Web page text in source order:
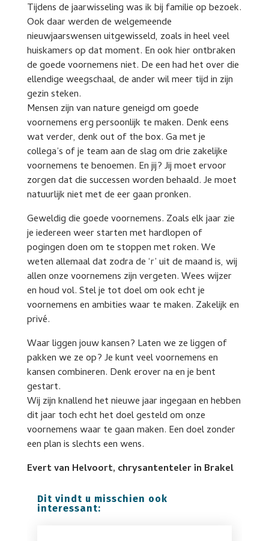
Tijdens de jaarwisseling was ik bij familie op bezoek.
Ook daar werden de welgemeende
nieuwjaarswensen uitgewisseld, zoals in heel veel
huiskamers op dat moment. En ook hier ontbraken
de goede voornemens niet. De een had het over die
ellendige weegschaal, de ander wil meer tijd in zijn
gezin steken.
Mensen zijn van nature geneigd om goede
voornemens erg persoonlijk te maken. Denk eens
wat verder, denk out of the box. Ga met je
collega’s of je team aan de slag om drie zakelijke
voornemens te benoemen. En jij? Jij moet ervoor
zorgen dat die successen worden behaald. Je moet
natuurlijk niet met de eer gaan pronken.
Geweldig die goede voornemens. Zoals elk jaar zie
je iedereen weer starten met hardlopen of
pogingen doen om te stoppen met roken. We
weten allemaal dat zodra de ‘r’ uit de maand is, wij
allen onze voornemens zijn vergeten. Wees wijzer
en houd vol. Stel je tot doel om ook echt je
voornemens en ambities waar te maken. Zakelijk en
privé.
Waar liggen jouw kansen? Laten we ze liggen of
pakken we ze op? Je kunt veel voornemens en
kansen combineren. Denk erover na en je bent
gestart.
Wij zijn knallend het nieuwe jaar ingegaan en hebben
dit jaar toch echt het doel gesteld om onze
voornemens waar te gaan maken. Een doel zonder
een plan is slechts een wens.
Evert van Helvoort, chrysantenteler in Brakel
Dit vindt u misschien ook
interessant: